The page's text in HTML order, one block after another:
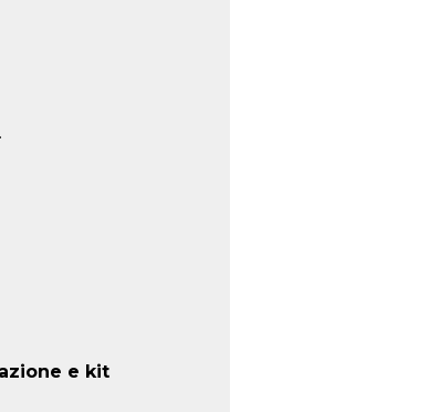
e kit